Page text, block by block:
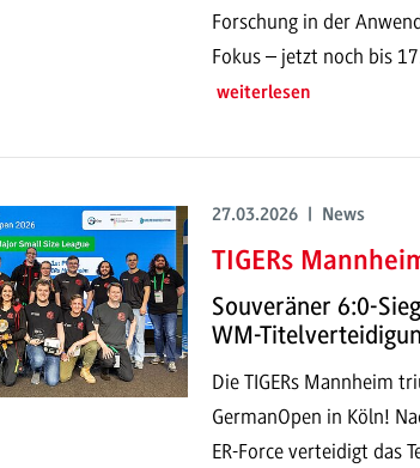
Forschung in der
Fokus – jetzt noch bis
weiterlesen
27.03.2026 | News
TIGERs
Souveräner 6:0-
WM-
Die TIGERs Mannheim
GermanOpen in Köln!
ER-Force verteidigt das